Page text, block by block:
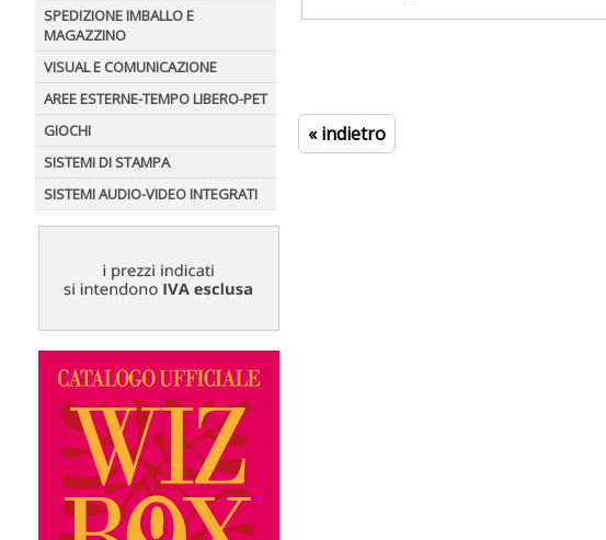
SPEDIZIONE IMBALLO E
MAGAZZINO
VISUAL E COMUNICAZIONE
AREE ESTERNE-TEMPO LIBERO-PET
GIOCHI
SISTEMI DI STAMPA
SISTEMI AUDIO-VIDEO INTEGRATI
« indietro